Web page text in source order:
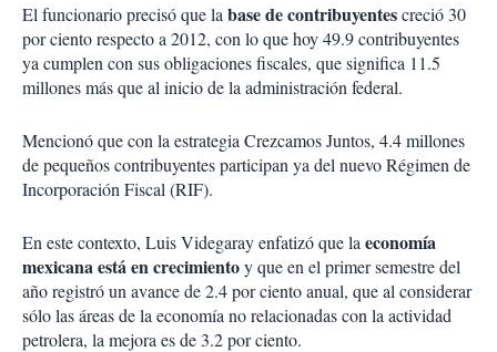
El funcionario precisó que la base de contribuyentescreció 30
por ciento respecto a 2012, con lo que hoy 49.9 contribuyentes
ya cumplen con sus obligaciones fiscales, que significa 11.5
millones más que al inicio de la administración federal.
Mencionó que con la estrategia Crezcamos Juntos, 4.4 millones
de pequeños contribuyentes participan ya del nuevo Régimen de
Incorporación Fiscal (RIF).
En este contexto, Luis Videgaray enfatizó que la economía
mexicana está en crecimientoy que en el primer semestre del
año registró un avance de 2.4 por ciento anual, que al considerar
sólo las áreas de la economía no relacionadas con la actividad
petrolera, la mejora es de 3.2 por ciento.